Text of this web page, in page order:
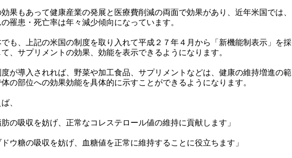
効果もあって健康産業の発展と医療費削減の両面で効果があり、近年米国では、
の罹患・死亡率は年々減少傾向になっています。
でも、上記の米国の制度を取り入れて平成２７年４月から「新機能制表示」を採
て、サプリメントの効果、効能を表示できるようになります。
度が導入されれば、野菜や加工食品、サプリメントなどは、健康の維持増進の範
体の部位への効果効能を具体的に示すことができるようになります。
、
肪の吸収を妨げ、正常なコレステロール値の維持に貢献します」
ドウ糖の吸収を妨げ、血糖値を正常に維持することに役立ちます」